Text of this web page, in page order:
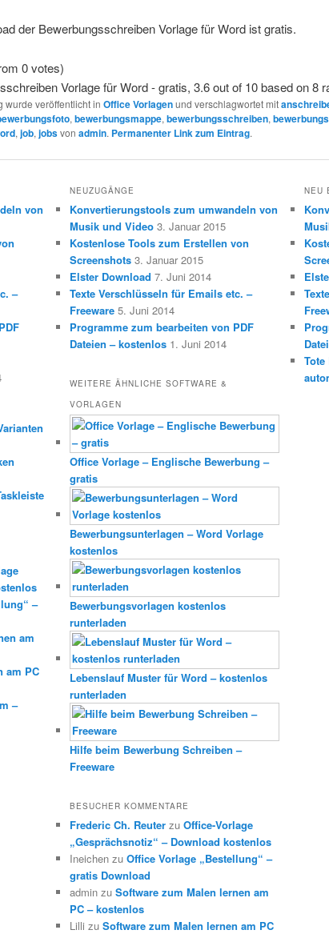
der Bewerbungsschreiben Vorlage für Word ist gratis.
0 votes)
Vorlage für Word - gratis, 3.6out of 10based on8
wurde veröffentlicht in Office Vorlagenund verschlagwortet mit
, bewerbungsmappe, bewerbungsschreiben,
, job, jobsvon admin. Permanenter Link zum Eintrag.
von
–
–
am
am PC
–
NEUZUGÄNGE
Konvertierungstools zum umwandeln von
Musik und Video 3. Januar 2015
Kostenlose Tools zum Erstellen von
Screenshots 3. Januar 2015
Elster Download 7. Juni 2014
Texte Verschlüsseln für Emails etc. –
Freeware 5. Juni 2014
Programme zum bearbeiten von PDF
Dateien – kostenlos 1. Juni 2014
WEITERE ÄHNLICHE SOFTWARE &
VORLAGEN
Office Vorlage – Englische Bewerbung –
gratis
Bewerbungsunterlagen – Word Vorlage
kostenlos
Bewerbungsvorlagen kostenlos
runterladen
Lebenslauf Muster für Word – kostenlos
runterladen
Hilfe beim Bewerbung Schreiben –
Freeware
BESUCHER KOMMENTARE
Frederic Ch. Reuterzu Office-Vorlage
„Gesprächsnotiz“ – Download kostenlos
Ineichenzu Office Vorlage „Bestellung“ –
gratis Download
adminzu Software zum Malen lernen am
PC – kostenlos
Lilli zu Software zum Malen lernen am PC
NEU